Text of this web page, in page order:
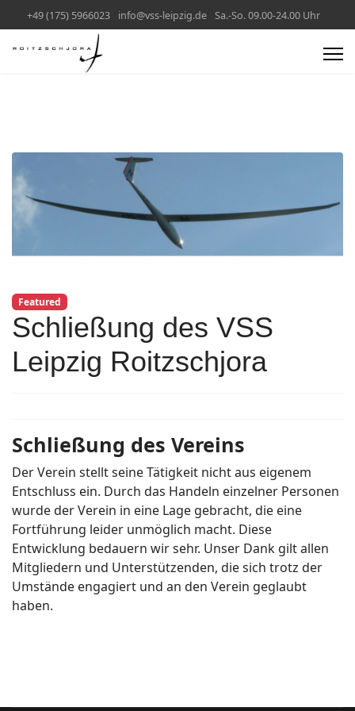
+49 (175) 5966023 info@vss-leipzig.de Sa.-So. 09.00-24.00 Uhr
Featured
Schließung des VSS
Leipzig Roitzschjora
Schließung des Vereins
Der Verein stellt seine Tätigkeit nicht aus eigenem
Entschluss ein. Durch das Handeln einzelner Personen
wurde der Verein in eine Lage gebracht, die eine
Fortführung leider unmöglich macht. Diese
Entwicklung bedauern wir sehr. Unser Dank gilt allen
Mitgliedern und Unterstützenden, die sich trotz der
Umstände engagiert und an den Verein geglaubt
haben.